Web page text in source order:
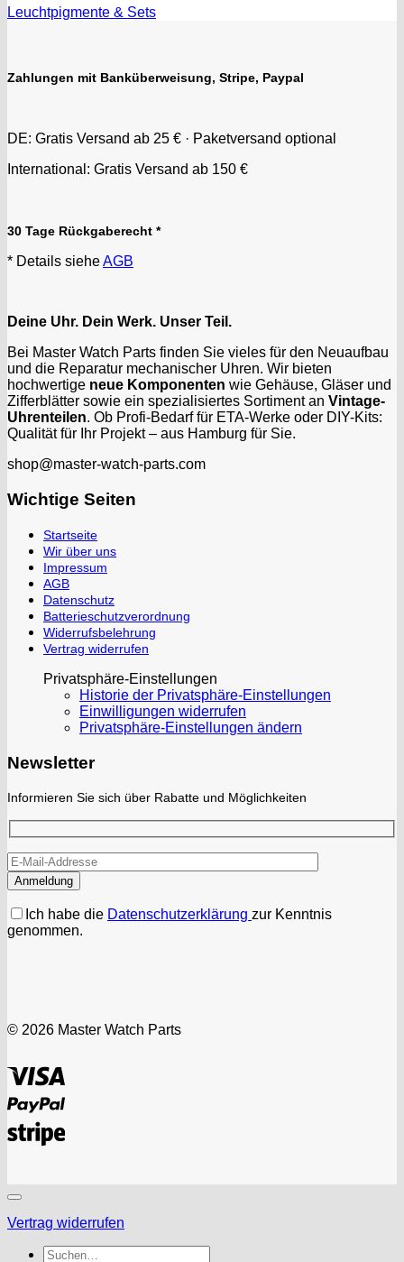
Leuchtpigmente & Sets
Zahlungen mit Banküberweisung, Stripe, Paypal
DE: Gratis Versand ab 25 € · Paketversand optional
International: Gratis Versand ab 150 €
30 Tage Rückgaberecht *
* Details sieheAGB
Deine Uhr. Dein Werk. Unser Teil.
Bei Master Watch Parts finden Sie vieles für den Neuaufbau
und die Reparatur mechanischer Uhren. Wir bieten
hochwertige neue Komponenten wie Gehäuse, Gläser und
Zifferblätter sowie ein spezialisiertes Sortiment an Vintage-
Uhrenteilen. Ob Profi-Bedarf für ETA-Werke oder DIY-Kits:
Qualität für Ihr Projekt – aus Hamburg für Sie.
shop@master-watch-parts.com
Wichtige Seiten
Startseite
Wir über uns
Impressum
AGB
Datenschutz
Batterieschutzverordnung
Widerrufsbelehrung
Vertrag widerrufen
Privatsphäre-Einstellungen
Historie der Privatsphäre-Einstellungen
Einwilligungen widerrufen
Privatsphäre-Einstellungen ändern
Newsletter
Informieren Sie sich über Rabatte und Möglichkeiten
Ich habe die Datenschutzerklärung zur Kenntnis
genommen.
© 2026 Master Watch Parts
PayPal
Stripe
Vertrag widerrufen
Suchen